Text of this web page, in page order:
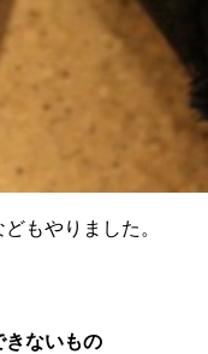
もやりました。
きないもの